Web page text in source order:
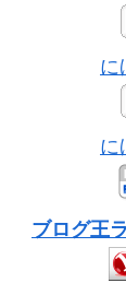
に
に
ブログ王